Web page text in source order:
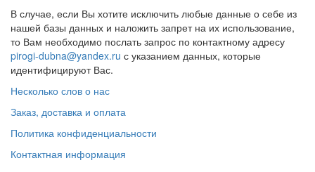
В случае, если Вы хотите исключить любые данные о себе из
нашей базы данных и наложить запрет на их использование,
то Вам необходимо послать запрос по контактному адресу
pirogi-dubna@yandex.ru с указанием данных, которые
идентифицируют Вас.
Несколько слов о нас
Заказ, доставка и оплата
Политика конфиденциальности
Контактная информация